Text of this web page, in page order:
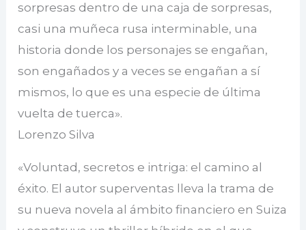
sorpresas dentro de una caja de sorpresas,
casi una muñeca rusa interminable, una
historia donde los personajes se engañan,
son engañados y a veces se engañan a sí
mismos, lo que es una especie de última
vuelta de tuerca».
Lorenzo Silva
«Voluntad, secretos e intriga: el camino al
éxito. El autor superventas lleva la trama de
su nueva novela al ámbito financiero en Suiza